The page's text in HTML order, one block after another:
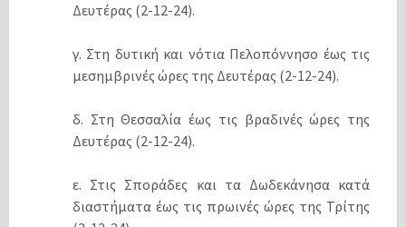
Δευτέρας (2-12-24).
γ. Στη δυτική και νότια Πελοπόννησο έως τις
μεσημβρινές ώρες της Δευτέρας (2-12-24).
δ. Στη Θεσσαλία έως τις βραδινές ώρες της
Δευτέρας (2-12-24).
ε. Στις Σποράδες και τα Δωδεκάνησα κατά
διαστήματα έως τις πρωινές ώρες της Τρίτης